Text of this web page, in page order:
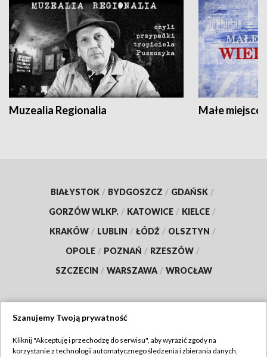
Muzealia Regionalia Małe
BIAŁYSTOK / BYDGOSZCZ / GDAŃSK /
GORZÓW WLKP. / KATOWICE / KIELCE /
KRAKÓW / LUBLIN / ŁÓDŹ / OLSZTYN /
OPOLE / POZNAŃ / RZESZÓW /
SZCZECIN / WARSZAWA / WROCŁAW
TVP
Szanujemy Twoją prywatność
Kliknij "Akceptuję i przechodzę do serwisu", aby wyrazić zgody na
korzystanie z technologii automatycznego śledzenia i zbierania danych,